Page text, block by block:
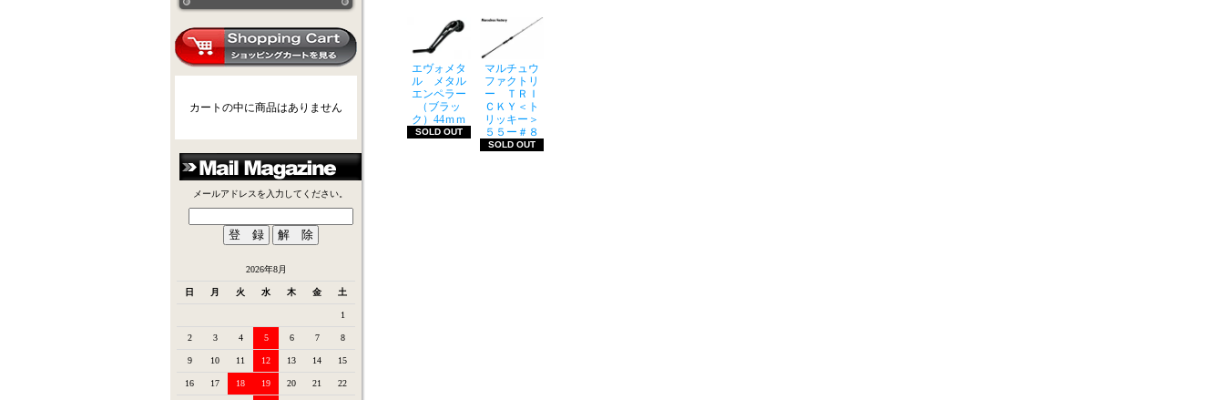
カートの中に商品はありません
メールアドレスを入力してください。
2026年8月
日 月 火 水 木 金 土
1
2 3 4 5 6 7 8
9 10 11 12 13 14 15
16 17 18 19 20 21 22
エヴォメタ
ル メタル
エンペラー
（ブラッ
ク）44ｍｍ
SOLD OUT
マルチュウ
ファクトリ
ー ＴＲＩ
ＣＫＹ＜ト
リッキー＞
５５ー＃８
SOLD OUT